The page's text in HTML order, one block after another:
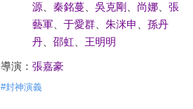
源、 秦銘蔓、 吳克剛 尚娜、 張
藝軍、 于愛群、 朱洣申
孫丹
丹、 邵虹、 王明明
導演： 張嘉豪
#封神演義